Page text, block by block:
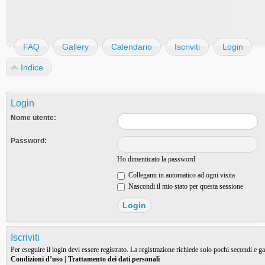
FAQ Gallery Calendario Iscriviti Login
Indice
Login
Nome utente:
Password:
Ho dimenticato la password
Collegami in automatico ad ogni visita
Nascondi il mio stato per questa sessione
Iscriviti
Per eseguire il login devi essere registrato. La registrazione richiede solo pochi secondi e
Condizioni d’uso
Trattamento dei dati personali